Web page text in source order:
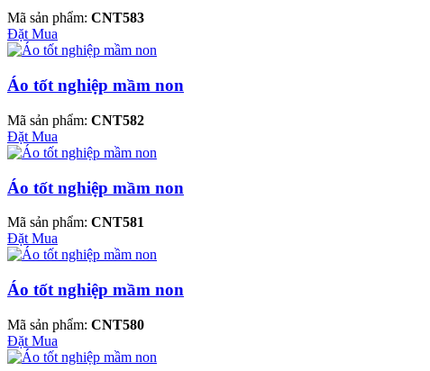
Mã sản phẩm: CNT583
Đặt Mua
Áo tốt nghiệp mầm non
Mã sản phẩm: CNT582
Đặt Mua
Áo tốt nghiệp mầm non
Mã sản phẩm: CNT581
Đặt Mua
Áo tốt nghiệp mầm non
Mã sản phẩm: CNT580
Đặt Mua